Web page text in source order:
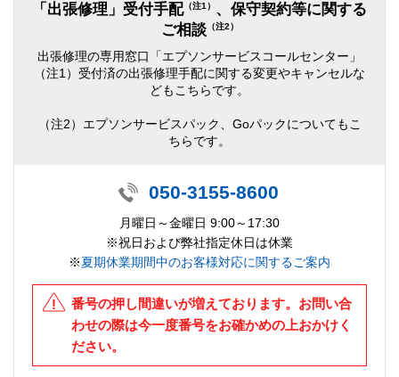
「出張修理」受付手配 （注1） 、保守契約等に関する
ご相談（注2）
出張修理の専用窓口「エプソンサービスコールセンター」
（注1）受付済の出張修理手配に関する変更やキャンセルな
どもこちらです。
（注2）エプソンサービスパック、Goパックについてもこ
ちらです。
050-3155-8600
月曜日～金曜日 9:00～17:30
※祝日および弊社指定休日は休業
※夏期休業期間中のお客様対応に関するご案内
番号の押し間違いが増えております。お問い合
わせの際は今一度番号をお確かめの上おかけく
ださい。